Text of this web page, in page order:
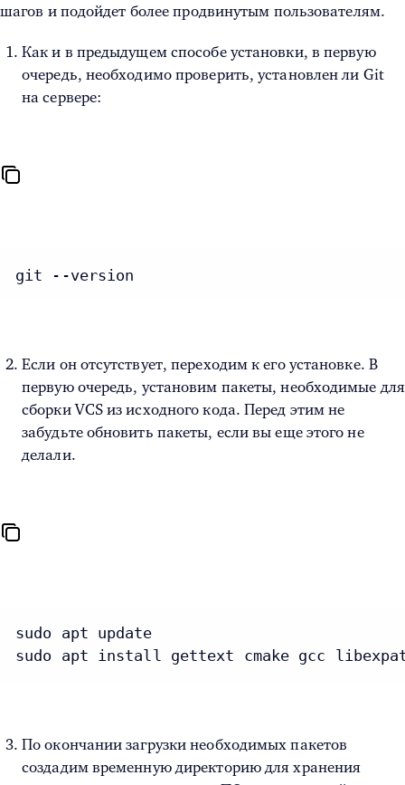
шагов и подойдет более продвинутым пользователям.
Как и в предыдущем способе установки, в первую
очередь, необходимо проверить, установлен ли Git
на сервере:
git --version
Если он отсутствует, переходим к его установке. В
первую очередь, установим пакеты, необходимые для
сборки VCS из исходного кода. Перед этим не
забудьте обновить пакеты, если вы еще этого не
делали.
sudo apt update
sudo apt install gettext cmake gcc
По окончании загрузки необходимых пакетов
создадим временную директорию для хранения